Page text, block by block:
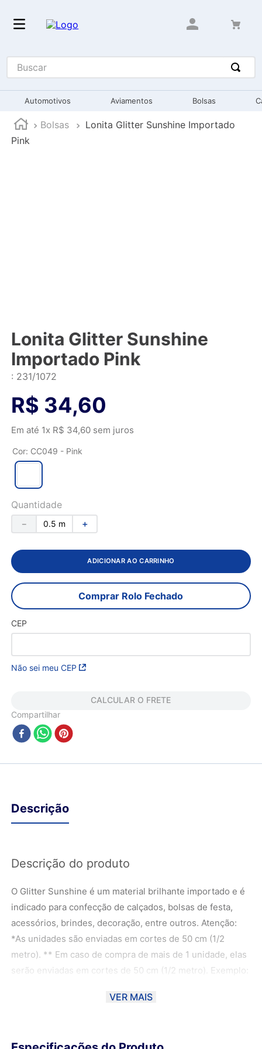
Buscar
Automotivos Aviamentos Bolsas
Bolsas
Lonita Glitter Sunshine Importado
Pink
Lonita Glitter Sunshine
Importado Pink
: 231/1072
R$ 34,60
Em até 1x R$ 34,60sem juros
Cor: CC049 - Pink
Quantidade
＋
－
ADICIONAR AO CARRINHO
Comprar Rolo Fechado
CEP
Não sei meu CEP
CALCULAR O FRETE
Compartilhar
Descrição
Descrição do produto
O Glitter Sunshine é um material brilhante importado e é
indicado para confecção de calçados, bolsas de festa,
acessórios, brindes, decoração, entre outros. Atenção:
*As unidades são enviadas em cortes de 50 cm (1/2
metro). ** Em caso de compra de mais de 1 unidade, elas
serão enviadas em cortes de 50 cm (1/2 metro). Exemplo:
1,5 metros; - 4 unidades de 50 cm - 2 metros; ***As fotos
VER MAIS